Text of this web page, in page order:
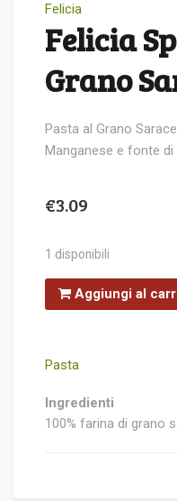
Felicia
Felicia
Grano
Pasta al Grano
Manganese e fonte di
€3.09
1 disponibili
Felicia
Spaghetti
Grano
Aggiungi al
Pasta
Ingredienti
100% farina di grano